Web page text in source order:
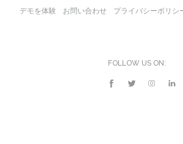
デモを体験 お問い合わせ プライバシーポリシ
FOLLOW US ON: